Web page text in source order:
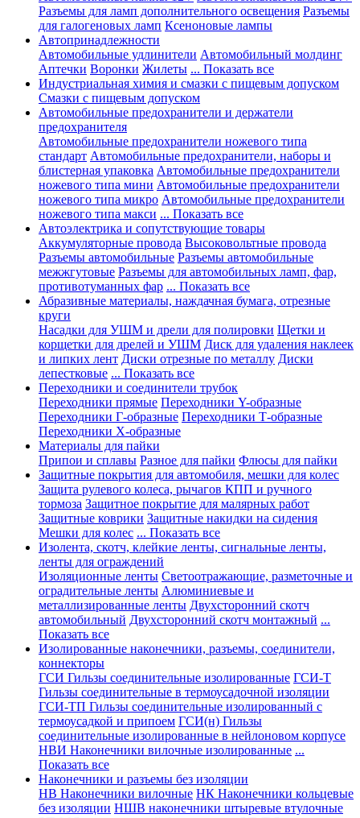
Разъемы для ламп дополнительного освещения Разъемы
для галогеновых ламп Ксеноновые лампы
Автопринадлежности
Автомобильные удлинители Автомобильный молдинг
Аптечки Воронки Жилеты ... Показать все
Индустриальная химия и смазки с пищевым допуском
Смазки с пищевым допуском
Автомобильные предохранители и держатели
предохранителя
Автомобильные предохранители ножевого типа
стандарт Автомобильные предохранители, наборы и
блистерная упаковка Автомобильные предохранители
ножевого типа мини Автомобильные предохранители
ножевого типа микро Автомобильные предохранители
ножевого типа макси ... Показать все
Автоэлектрика и сопутствующие товары
Аккумуляторные провода Высоковольтные провода
Разъемы автомобильные Разъемы автомобильные
межжгутовые Разъемы для автомобильных ламп, фар,
противотуманных фар ... Показать все
Абразивные материалы, наждачная бумага, отрезные
круги
Насадки для УШМ и дрели для полировки Щетки и
корщетки для дрелей и УШМ Диск для удаления наклеек
и липких лент Диски отрезные по металлу Диски
лепестковые ... Показать все
Переходники и соединители трубок
Переходники прямые Переходники Y-образные
Переходники Г-образные Переходники Т-образные
Переходники Х-образные
Материалы для пайки
Припои и сплавы Разное для пайки Флюсы для пайки
Защитные покрытия для автомобиля, мешки для колес
Защита рулевого колеса, рычагов КПП и ручного
тормоза Защитное покрытие для малярных работ
Защитные коврики Защитные накидки на сидения
Мешки для колес ... Показать все
Изолента, скотч, клейкие ленты, сигнальные ленты,
ленты для ограждений
Изоляционные ленты Светоотражающие, разметочные и
оградительные ленты Алюминиевые и
металлизированные ленты Двухсторонний скотч
автомобильный Двухсторонний скотч монтажный ...
Показать все
Изолированные наконечники, разъемы, соединители,
коннекторы
ГСИ Гильзы соединительные изолированные ГСИ-Т
Гильзы соединительные в термоусадочной изоляции
ГСИ-ТП Гильзы соединительные изолированный с
термоусадкой и припоем ГСИ(н) Гильзы
соединительные изолированные в нейлоновом корпусе
НВИ Наконечники вилочные изолированные ...
Показать все
Наконечники и разъемы без изоляции
НВ Наконечники вилочные НК Наконечники кольцевые
без изоляции НШВ наконечники штыревые втулочные